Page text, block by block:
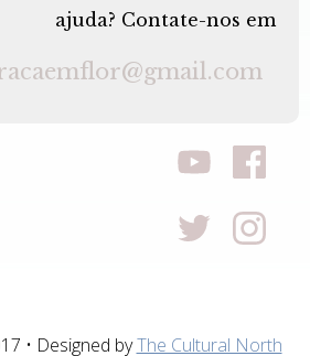
ajuda? Contate-nos em
• Designed byThe Cultural North